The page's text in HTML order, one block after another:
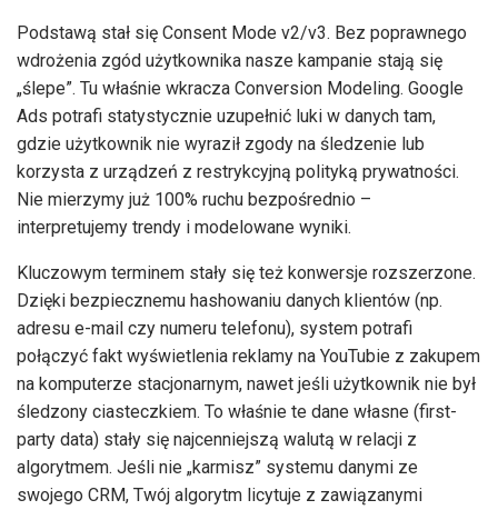
Podstawą stał się Consent Mode v2/v3. Bez poprawnego
wdrożenia zgód użytkownika nasze kampanie stają się
„ślepe”. Tu właśnie wkracza Conversion Modeling. Google
Ads potrafi statystycznie uzupełnić luki w danych tam,
gdzie użytkownik nie wyraził zgody na śledzenie lub
korzysta z urządzeń z restrykcyjną polityką prywatności.
Nie mierzymy już 100% ruchu bezpośrednio –
interpretujemy trendy i modelowane wyniki.
Kluczowym terminem stały się też konwersje rozszerzone.
Dzięki bezpiecznemu hashowaniu danych klientów (np.
adresu e-mail czy numeru telefonu), system potrafi
połączyć fakt wyświetlenia reklamy na YouTubie z zakupem
na komputerze stacjonarnym, nawet jeśli użytkownik nie był
śledzony ciasteczkiem. To właśnie te dane własne (first-
party data) stały się najcenniejszą walutą w relacji z
algorytmem. Jeśli nie „karmisz” systemu danymi ze
swojego CRM, Twój algorytm licytuje z zawiązanymi